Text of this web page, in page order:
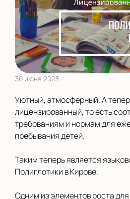
30 июня 2023
Уютный, атмосферный. А
лицензированный, то есть
требованиям и нормам для
пребывания детей.
Таким теперь является
Полиглотики в Кирове.
Одним из элементов роста